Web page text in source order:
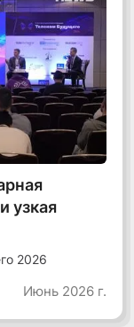
узкая
2026
Июнь 2026 г.